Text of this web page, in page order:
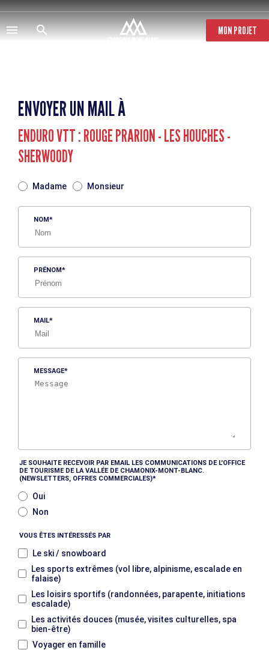
Aller
au
contenu
principal
MON PROJET
ENVOYER UN MAIL À
ENDURO VTT : ROUGE PRARION - LES HOUCHES -
SHERWOODY
Madame Monsieur
NOM
PRÉNOM
MAIL
MESSAGE
JE SOUHAITE RECEVOIR PAR EMAIL LES COMMUNICATIONS DE L'OFFICE
DE TOURISME DE LA VALLÉE DE CHAMONIX-MONT-BLANC.
(NEWSLETTERS, OFFRES COMMERCIALES)
Oui
Non
VOUS ÊTES INTÉRESSÉS PAR
Le ski / snowboard
Les sports extrêmes (vol libre, alpinisme, escalade en
falaise)
Les loisirs sportifs (randonnées, parapente, initiations
escalade)
Les activités douces (musée, visites culturelles, spa
bien-être)
Voyager en famille